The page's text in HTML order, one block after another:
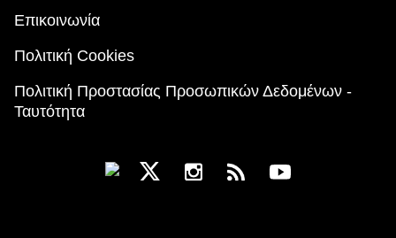
Επικοινωνία
Πολιτική Cookies
Πολιτική Προστασίας Προσωπικών Δεδομένων -
Ταυτότητα